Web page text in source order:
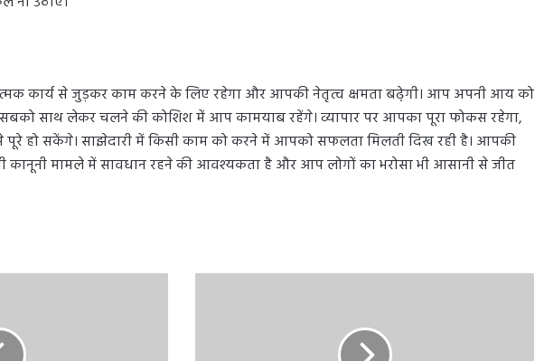
कार्य से जुड़कर काम करने के लिए रहेगा और आपकी नेतृत्व क्षमता बढे़गी। आप अपनी आय को
साथ लेकर चलने की कोशिश में आप कामयाब रहेंगे। व्यापार पर आपका पूरा फोकस रहेगा,
हो सकेंगे। साझेदारी में किसी काम को करने में आपको सफलता मिलती दिख रही है। आपकी
कानूनी मामले में सावधान रहने की आवश्यकता है और आप लोगों का भरोसा भी आसानी से जीत